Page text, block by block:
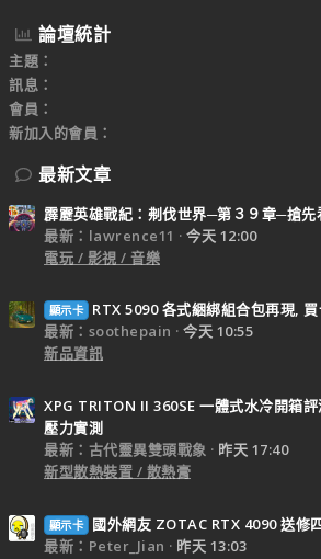
論壇統計
主題
訊息
會員
新加入的會員
最新文章
霹靂英雄戰紀：刜伐世界─第３９章─搶先
最新：lawrence11
今天 12:00
電玩 / 影視 / 音樂
顯示卡
RTX 5090 各式綑綁組合包再現,
最新：soothepain
今天 10:55
新品資訊
XPG TRITON II 360SE 一體式水冷開箱
壓力實測
最新：古代靈異雙頭戰象
昨天 17:40
新型散熱裝置 / 散熱膏
顯示卡
國外網友 ZOTAC RTX 4090 送修
最新：Peter_Jian
昨天 13:03